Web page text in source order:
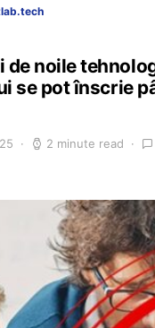
de noile
se pot înscrie
2 minute read